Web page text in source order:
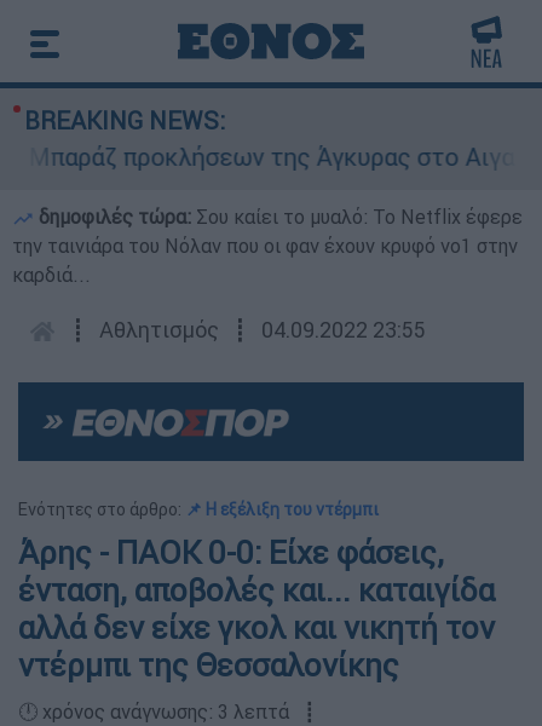
BREAKING NEWS:
προκλήσεων της Άγκυρας στο Αιγαίο:
δημοφιλές τώρα: Σου καίει το μυαλό: Το Netflix έφερε
την ταινιάρα του Νόλαν που οι φαν έχουν κρυφό νο1 στην
καρδιά...
┋ Αθλητισμός ┋ 04.09.2022 23:55
Ενότητες στο άρθρο: 📌 Η εξέλιξη του ντέρμπι
Άρης - ΠΑΟΚ 0-0: Είχε φάσεις,
ένταση, αποβολές και... καταιγίδα
αλλά δεν είχε γκολ και νικητή τον
ντέρμπι της Θεσσαλονίκης
🕛 χρόνος ανάγνωσης: 3 λεπτά ┋